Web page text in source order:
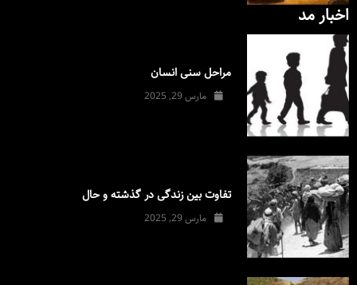
اخبار مد
مراحل سنی انسان
مارس 29, 2025
تفاوت بین زندگی در گذشته و حال
مارس 29, 2025